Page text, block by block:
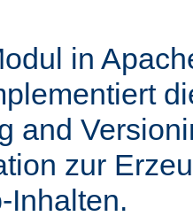
in
and
zur
Inhalten.